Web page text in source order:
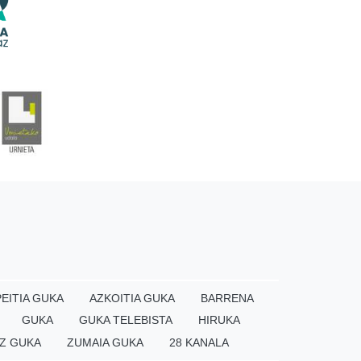
GUKA AZKOITIA GUKA
BARRENA
GUKA
GUKA TELEBISTA
HIRUKA
GUKA
ZUMAIA GUKA 28 KANALA